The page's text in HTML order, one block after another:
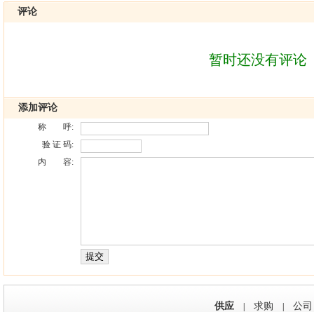
评论
暂时还没有评论
添加评论
称 呼:
验 证 码:
内 容:
供应 求购 公司